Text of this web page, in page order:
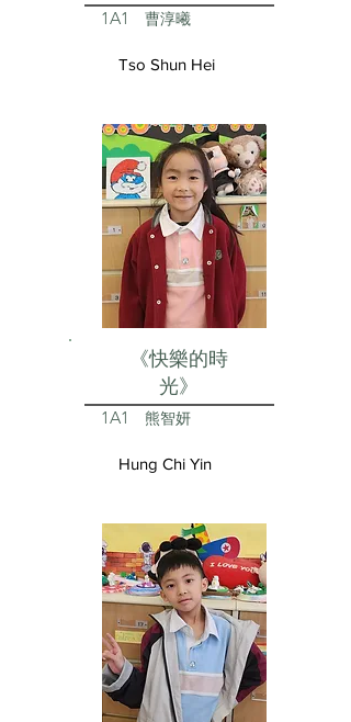
1A1 曹淳曦
Tso Shun Hei
《快樂的時
光》
1A1 熊智妍
Hung Chi Yin